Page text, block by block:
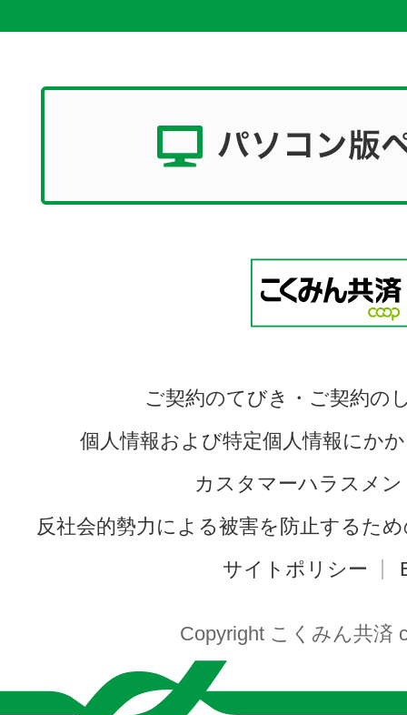
ご契約のてびき・ご契約の
個人情報および特定個人情報にか
カスタマーハラスメ
反社会的勢力による被害を防止するた
サイトポリシー
Copyright こくみん共済